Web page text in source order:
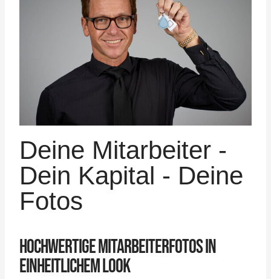
Deine Mitarbeiter -
Dein Kapital - Deine
Fotos
HOCHWERTIGE MITARBEITERFOTOS IN
EINHEITLICHEM LOOK